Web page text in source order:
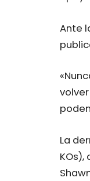
Ante
La